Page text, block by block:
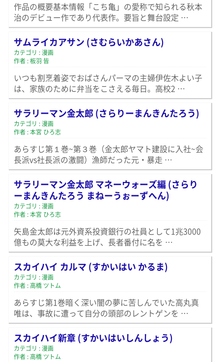
作品の概要基本情報「こち亀」の愛称で知られる秋本
治のデビュー作であり代表作。要旨と舞台設定 …
サムライカアサン (さむらいかあさん)
カテゴリ : 漫画
作者 : 板羽 皆
いつも割烹着姿でおばさんパーマの主婦伊佐木よい子
は、家族のために弁当をこさえる毎日。高校2 …
サラリーマン金太郎 (さらりーまんきんたろう)
カテゴリ : 漫画
作者 : 本宮 ひろ志
あらすじ第１巻~第３巻（金太郎ヤマト建設に入社~会
長派vs社長派の激闘）漁師だった元・暴走 …
サラリーマン金太郎 マネーウォーズ編 (さらり
ーまんきんたろう まねーうぉーずへん)
カテゴリ : 漫画
作者 : 本宮 ひろ志
矢島金太郎は元外資系投資銀行の社員として1兆3000
億もの莫大な利益を上げ、長者番付に名を …
スカイハイ カルマ (すかいはい かるま)
カテゴリ : 漫画
作者 : 高橋 ツトム
あらすじ第1巻暗く深い闇の夢に苦しんでいた高丸真
唯は、事故に遭って自分の頭部のレントゲンを …
スカイハイ新章 (すかいはいしんしょう)
カテゴリ : 漫画
作者 : 高橋 ツトム